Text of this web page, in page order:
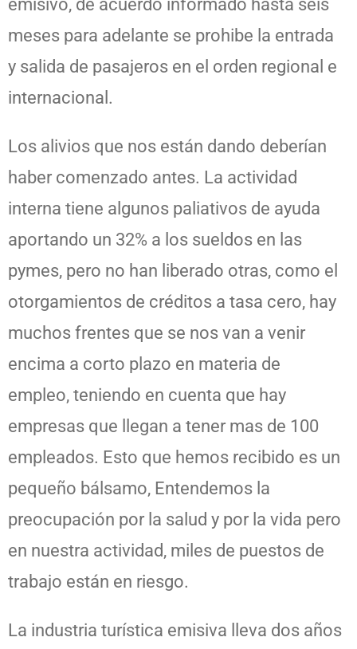
emisivo, de acuerdo informado hasta seis
meses para adelante se prohibe la entrada
y salida de pasajeros en el orden regional e
internacional.
Los alivios que nos están dando deberían
haber comenzado antes. La actividad
interna tiene algunos paliativos de ayuda
aportando un 32% a los sueldos en las
pymes, pero no han liberado otras, como el
otorgamientos de créditos a tasa cero, hay
muchos frentes que se nos van a venir
encima a corto plazo en materia de
empleo, teniendo en cuenta que hay
empresas que llegan a tener mas de 100
empleados. Esto que hemos recibido es un
pequeño bálsamo, Entendemos la
preocupación por la salud y por la vida pero
en nuestra actividad, miles de puestos de
trabajo están en riesgo.
La industria turística emisiva lleva dos años